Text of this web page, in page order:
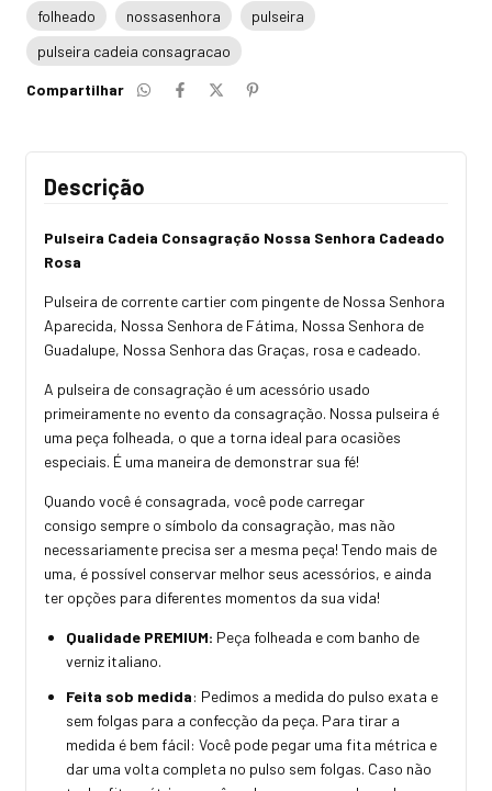
folheado
nossasenhora
pulseira
pulseira cadeia consagracao
Compartilhar
Descrição
Pulseira Cadeia Consagração Nossa Senhora Cadeado
Rosa
Pulseira de corrente cartier com pingente de Nossa Senhora
Aparecida, Nossa Senhora de Fátima, Nossa Senhora de
Guadalupe, Nossa Senhora das Graças, rosa e cadeado.
A pulseira de consagração é um acessório usado
primeiramente no evento da consagração. Nossa pulseira é
uma peça folheada, o que a torna ideal para ocasiões
especiais. É uma maneira de demonstrar sua fé!
Quando você é consagrada, você pode carregar
consigo sempre o símbolo da consagração, mas não
necessariamente precisa ser a mesma peça! Tendo mais de
uma, é possível conservar melhor seus acessórios, e ainda
ter opções para diferentes momentos da sua vida!
Qualidade PREMIUM: Peça folheada e com banho de
verniz italiano.
Feita sob medida: Pedimos a medida do pulso exata e
sem folgas para a confecção da peça. Para tirar a
medida é bem fácil: Você pode pegar uma fita métrica e
dar uma volta completa no pulso sem folgas. Caso não